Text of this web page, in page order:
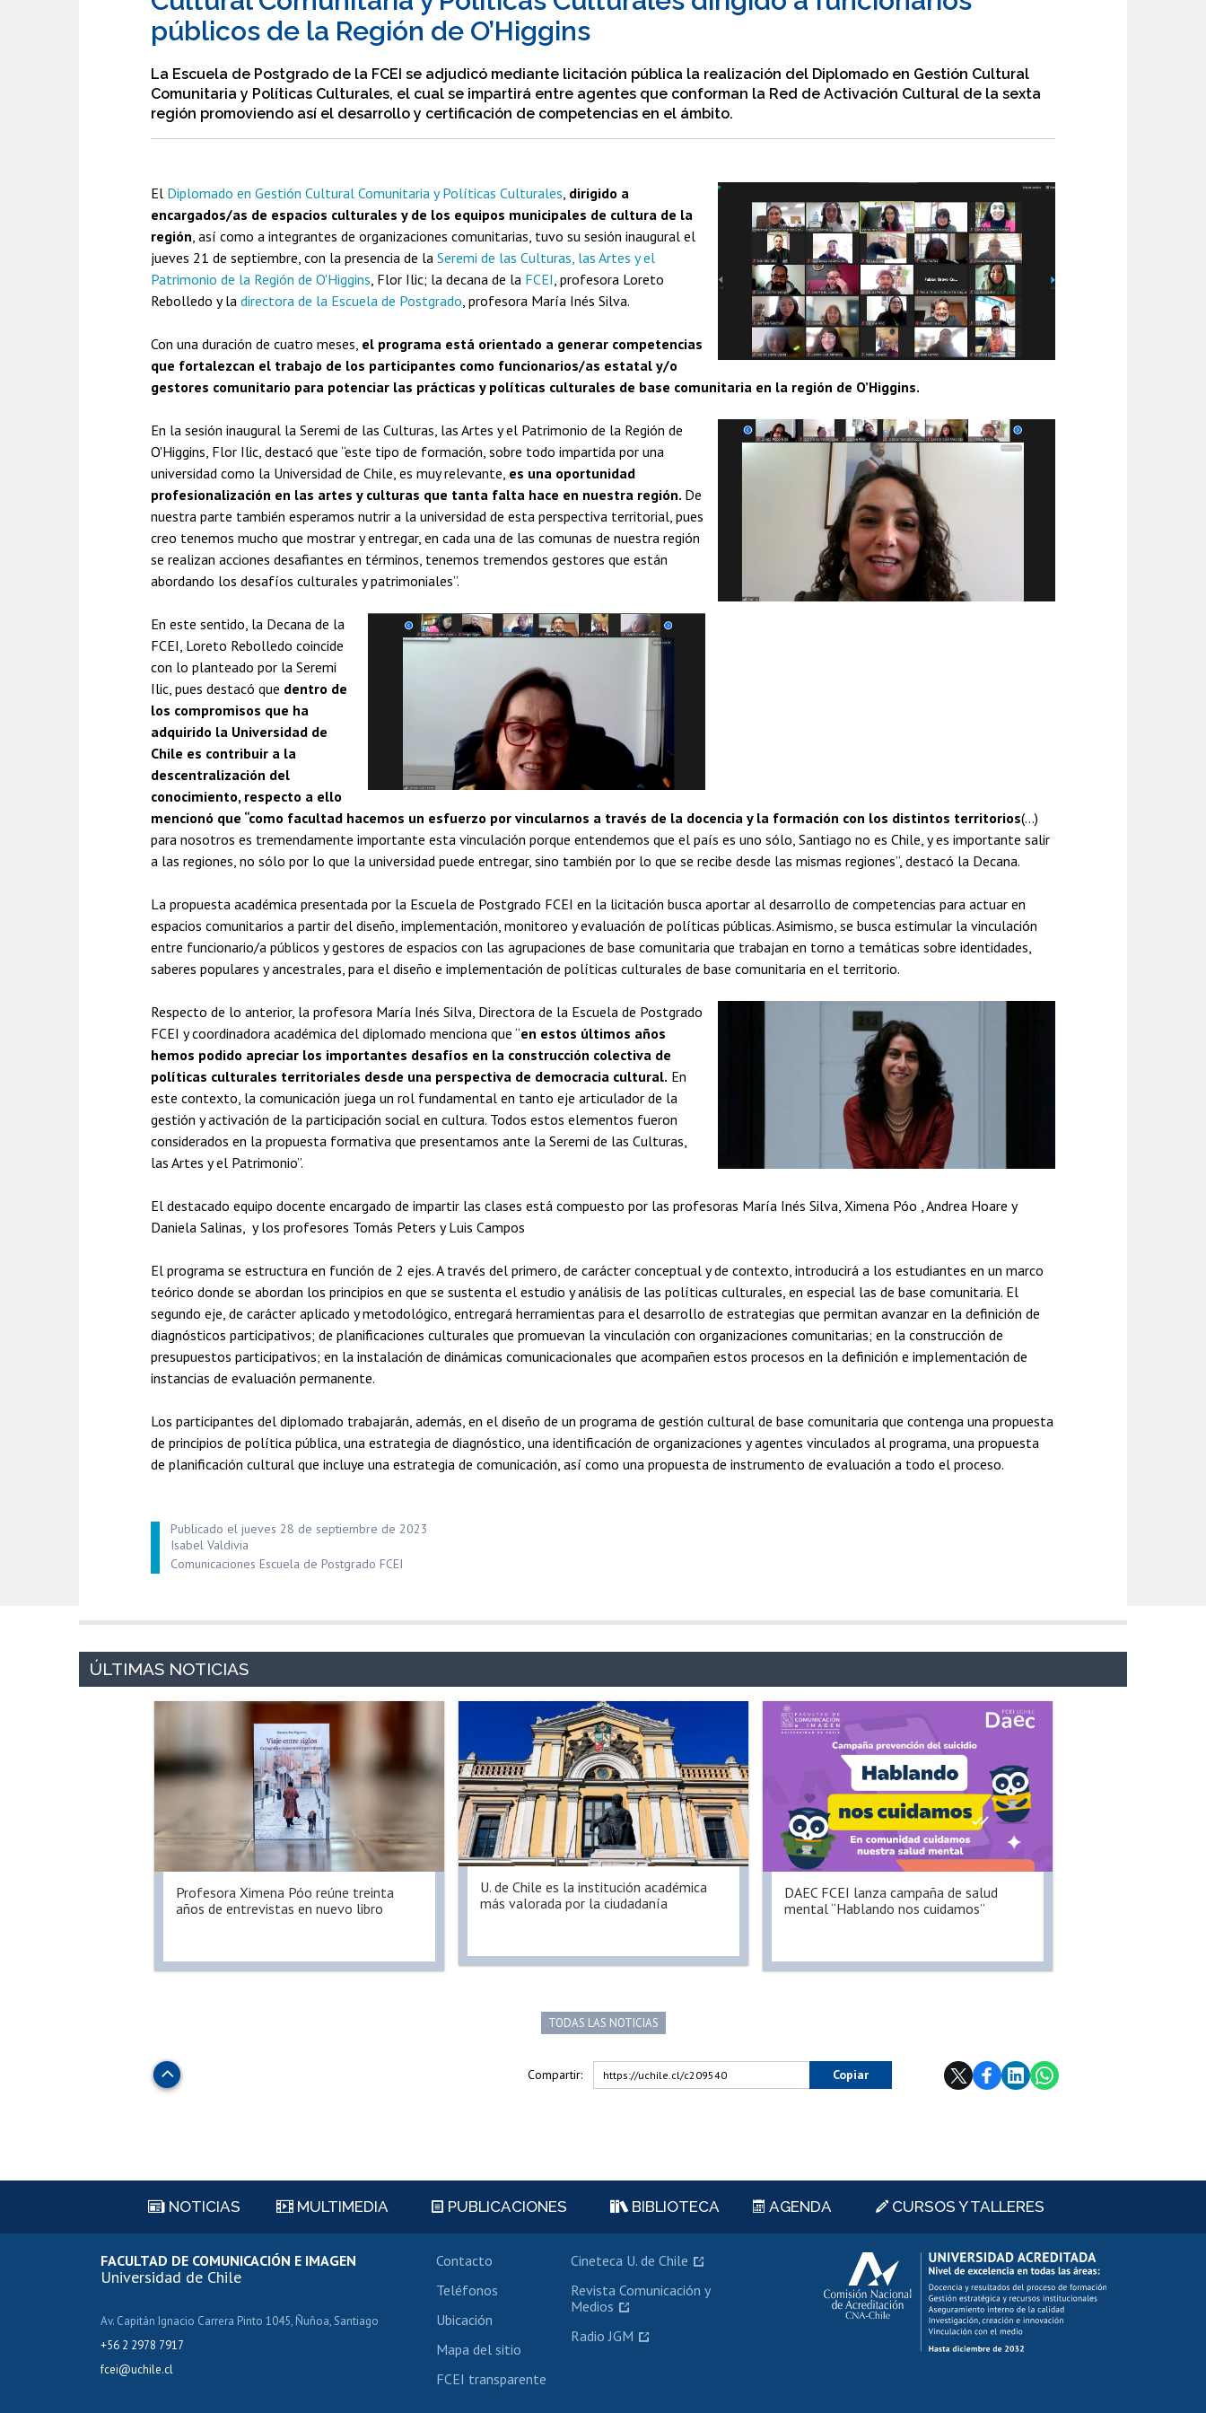
públicos de la Región de O’Higgins
La Escuela de Postgrado de la FCEI se adjudicó mediante licitación pública la realización del Diplomado en Gestión Cultural
Comunitaria y Políticas Culturales, el cual se impartirá entre agentes que conforman la Red de Activación Cultural de la sexta
región promoviendo así el desarrollo y certificación de competencias en el ámbito.
El Diplomado en Gestión Cultural Comunitaria y Políticas Culturales, dirigido a
encargados/as de espacios culturales y de los equipos municipales de cultura de la
región, así como a integrantes de organizaciones comunitarias, tuvo su sesión inaugural el
jueves 21 de septiembre, con la presencia de la Seremi de las Culturas, las Artes y el
Patrimonio de la Región de O'Higgins, Flor Ilic; la decana de la FCEI, profesora Loreto
Rebolledo y la directora de la Escuela de Postgrado, profesora María Inés Silva.
Con una duración de cuatro meses, el programa está orientado a generar competencias
que fortalezcan el trabajo de los participantes como funcionarios/as estatal y/o
gestores comunitario para potenciar las prácticas y políticas culturales de base comunitaria en la región de O’Higgins.
En la sesión inaugural la Seremi de las Culturas, las Artes y el Patrimonio de la Región de
O'Higgins, Flor Ilic, destacó que “este tipo de formación, sobre todo impartida por una
universidad como la Universidad de Chile, es muy relevante, es una oportunidad
profesionalización en las artes y culturas que tanta falta hace en nuestra región. De
nuestra parte también esperamos nutrir a la universidad de esta perspectiva territorial, pues
creo tenemos mucho que mostrar y entregar, en cada una de las comunas de nuestra región
se realizan acciones desafiantes en términos, tenemos tremendos gestores que están
abordando los desafíos culturales y patrimoniales”.
En este sentido, la Decana de la
FCEI, Loreto Rebolledo coincide
con lo planteado por la Seremi
Ilic, pues destacó que dentro de
los compromisos que ha
adquirido la Universidad de
Chile es contribuir a la
descentralización del
conocimiento, respecto a ello
mencionó que “como facultad hacemos un esfuerzo por vincularnos a través de la docencia y la formación con los distintos territorios(...)
para nosotros es tremendamente importante esta vinculación porque entendemos que el país es uno sólo, Santiago no es Chile, y es importante salir
a las regiones, no sólo por lo que la universidad puede entregar, sino también por lo que se recibe desde las mismas regiones”, destacó la Decana.
La propuesta académica presentada por la Escuela de Postgrado FCEI en la licitación busca aportar al desarrollo de competencias para actuar en
espacios comunitarios a partir del diseño, implementación, monitoreo y evaluación de políticas públicas. Asimismo, se busca estimular la vinculación
entre funcionario/a públicos y gestores de espacios con las agrupaciones de base comunitaria que trabajan en torno a temáticas sobre identidades,
saberes populares y ancestrales, para el diseño e implementación de políticas culturales de base comunitaria en el territorio.
Respecto de lo anterior, la profesora María Inés Silva, Directora de la Escuela de Postgrado
FCEI y coordinadora académica del diplomado menciona que “en estos últimos años
hemos podido apreciar los importantes desafíos en la construcción colectiva de
políticas culturales territoriales desde una perspectiva de democracia cultural. En
este contexto, la comunicación juega un rol fundamental en tanto eje articulador de la
gestión y activación de la participación social en cultura. Todos estos elementos fueron
considerados en la propuesta formativa que presentamos ante la Seremi de las Culturas,
las Artes y el Patrimonio”.
El destacado equipo docente encargado de impartir las clases está compuesto por las profesoras María Inés Silva, Ximena Póo , Andrea Hoare y
Daniela Salinas, y los profesores Tomás Peters y Luis Campos
El programa se estructura en función de 2 ejes. A través del primero, de carácter conceptual y de contexto, introducirá a los estudiantes en un marco
teórico donde se abordan los principios en que se sustenta el estudio y análisis de las políticas culturales, en especial las de base comunitaria. El
segundo eje, de carácter aplicado y metodológico, entregará herramientas para el desarrollo de estrategias que permitan avanzar en la definición de
diagnósticos participativos; de planificaciones culturales que promuevan la vinculación con organizaciones comunitarias; en la construcción de
presupuestos participativos; en la instalación de dinámicas comunicacionales que acompañen estos procesos en la definición e implementación de
instancias de evaluación permanente.
Los participantes del diplomado trabajarán, además, en el diseño de un programa de gestión cultural de base comunitaria que contenga una propuesta
de principios de política pública, una estrategia de diagnóstico, una identificación de organizaciones y agentes vinculados al programa, una propuesta
de planificación cultural que incluye una estrategia de comunicación, así como una propuesta de instrumento de evaluación a todo el proceso.
Publicado el jueves 28 de septiembre de 2023
Isabel Valdivia
Comunicaciones Escuela de Postgrado FCEI
Profesora Ximena Póo reúne treinta
años de entrevistas en nuevo libro
U. de Chile es la institución académica
más valorada por la ciudadanía
DAEC FCEI lanza campaña de salud
mental “Hablando nos cuidamos”
TODAS LAS NOTICIAS
Subir Compartir: https://uchile.cl/c209540 Copiar
NOTICIAS MULTIMEDIA PUBLICACIONES BIBLIOTECA AGENDA CURSOS Y TALLERES
FACULTAD DE COMUNICACIÓN E IMAGEN
Universidad de Chile
Av. Capitán Ignacio Carrera Pinto 1045, Ñuñoa, Santiago
+56 2 2978 7917
fcei@uchile.cl
Contacto
Teléfonos
Ubicación
Mapa del sitio
FCEI transparente
Cineteca U. de Chile
Revista Comunicación y
Medios
Radio JGM